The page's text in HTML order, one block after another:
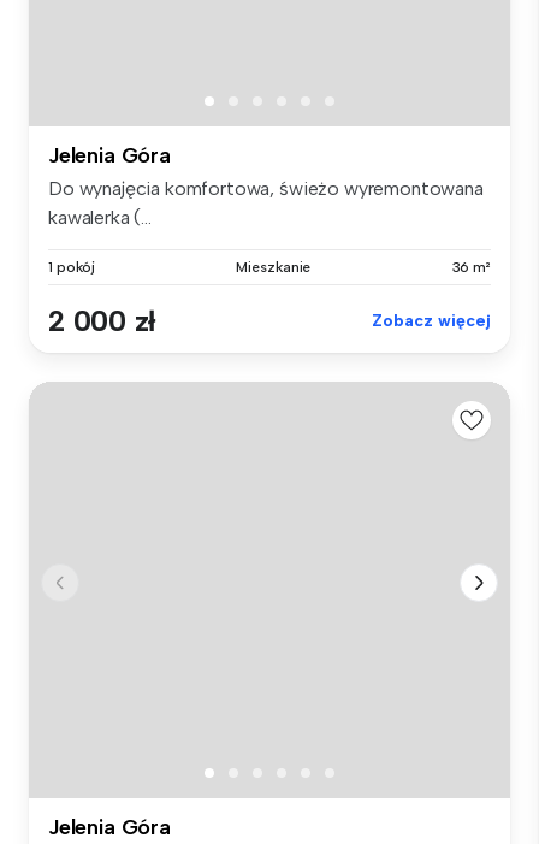
Jelenia Góra
Do wynajęcia komfortowa, świeżo wyremontowana
kawalerka (...
1 pokój Mieszkanie 36 m²
2 000 zł Zobacz więcej
Jelenia Góra